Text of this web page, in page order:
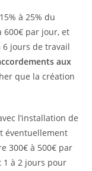
à 25% du
600€ par jour, et
6 jours de travail
aux
que la création
l’installation de
éventuellement
300€ à 500€ par
1 à 2 jours pour